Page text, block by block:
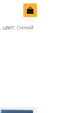
синий